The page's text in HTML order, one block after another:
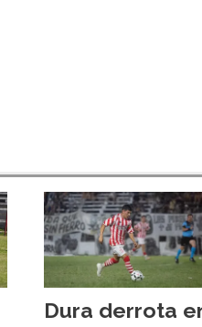
Dura derrota